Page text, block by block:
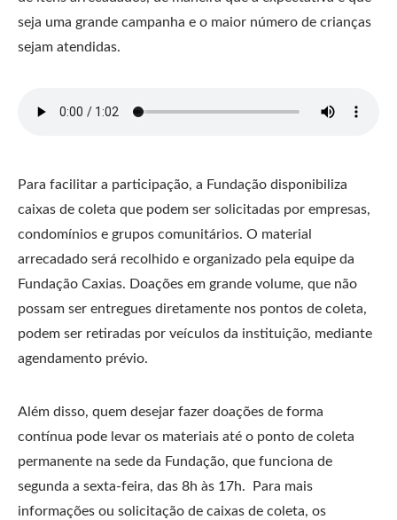
seja uma grande campanha e o maior número de crianças
sejam atendidas.
Para facilitar a participação, a Fundação disponibiliza
caixas de coleta que podem ser solicitadas por empresas,
condomínios e grupos comunitários. O material
arrecadado será recolhido e organizado pela equipe da
Fundação Caxias. Doações em grande volume, que não
possam ser entregues diretamente nos pontos de coleta,
podem ser retiradas por veículos da instituição, mediante
agendamento prévio.
Além disso, quem desejar fazer doações de forma
contínua pode levar os materiais até o ponto de coleta
permanente na sede da Fundação, que funciona de
segunda a sexta-feira, das 8h às 17h. Para mais
informações ou solicitação de caixas de coleta, os